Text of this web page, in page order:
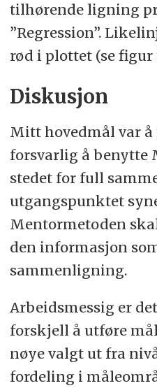
tilhørende ligning
”Regression”.
rød i plottet (se figur
Diskusjon
Mitt hovedmål var
forsvarlig å benytte
stedet for full
utgangspunktet
Mentormetoden
den informasjon
sammenligning.
Arbeidsmessig er
forskjell å utføre
nøye valgt ut fra
fordeling i